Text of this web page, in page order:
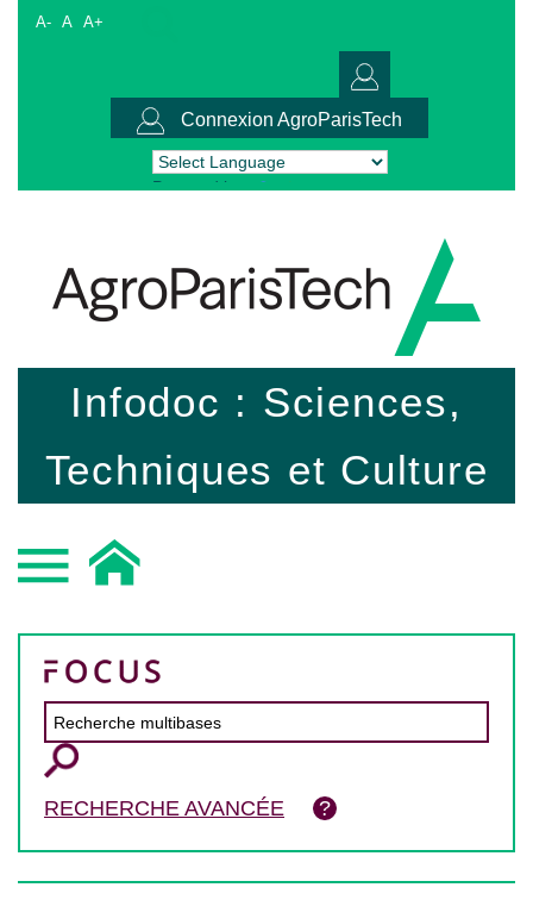
A- A A+
Connexion AgroParisTech
Powered by Translate
Infodoc : Sciences,
Techniques et Culture
RECHERCHE AVANCÉE